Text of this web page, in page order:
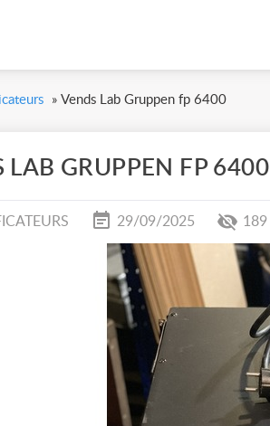
» Vends Lab Gruppen fp 6400
LAB GRUPPEN FP 6400
29/09/2025 189